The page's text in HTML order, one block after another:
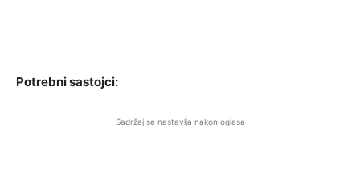
Potrebni sastojci:
Sadržaj se nastavlja nakon oglasa